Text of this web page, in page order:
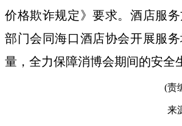
价格欺诈规定》要求。酒店服
部门会同海口酒店协会开展服
量，全力保障消博会期间的安全
(责
来